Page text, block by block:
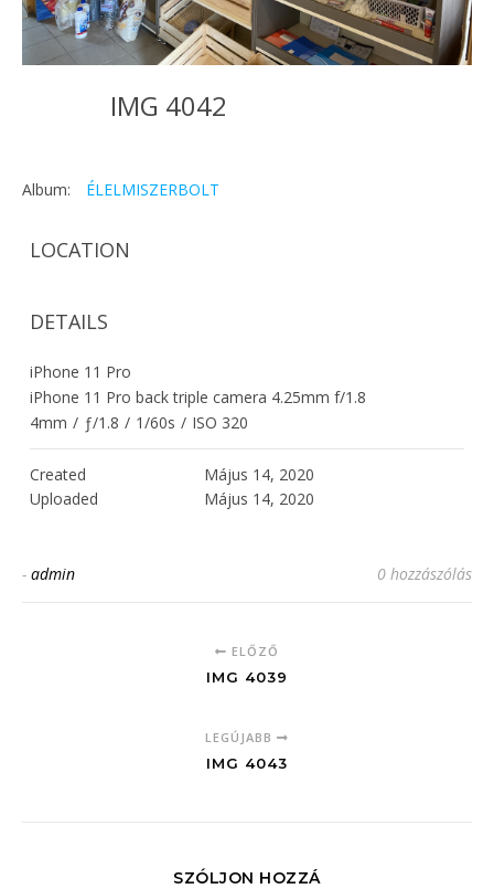
IMG 4042
Album: ÉLELMISZERBOLT
LOCATION
DETAILS
iPhone 11 Pro
iPhone 11 Pro back triple camera 4.25mm f/1.8
4mm / ƒ/1.8 / 1/60s / ISO 320
Created
Május 14, 2020
Uploaded
Május 14, 2020
- admin 0 hozzászólás
ELŐZŐ
IMG 4039
LEGÚJABB
IMG 4043
SZÓLJON HOZZÁ